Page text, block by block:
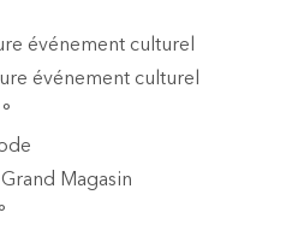
événement culturel
événement culturel
Magasin